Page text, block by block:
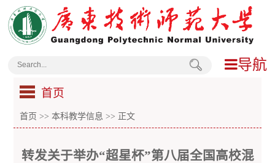
导航
首页
首页 >>本科教学信息 >> 正文
转发关于举办“超星杯”第八届全国高校混